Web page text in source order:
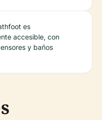
es
accesible, con
y baños